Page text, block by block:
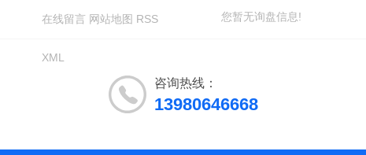
您暂无询盘信息!
在线留言 网站地图 RSS
XML
咨询热线：
13980646668